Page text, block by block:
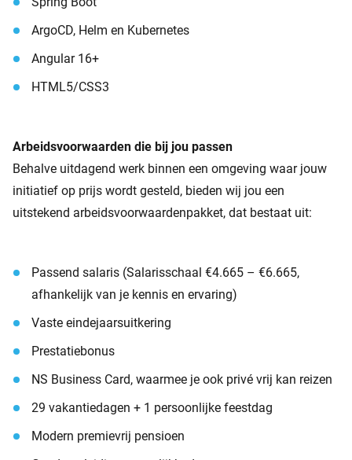
ArgoCD, Helm en Kubernetes
Angular 16+
HTML5/CSS3
Arbeidsvoorwaarden die bij jou passen
Behalve uitdagend werk binnen een omgeving waar jouw
initiatief op prijs wordt gesteld, bieden wij jou een
uitstekend arbeidsvoorwaardenpakket, dat bestaat uit:
Passend salaris (Salarisschaal €4.665 – €6.665,
afhankelijk van je kennis en ervaring)
Vaste eindejaarsuitkering
Prestatiebonus
NS Business Card, waarmee je ook privé vrij kan reizen
29 vakantiedagen + 1 persoonlijke feestdag
Modern premievrij pensioen